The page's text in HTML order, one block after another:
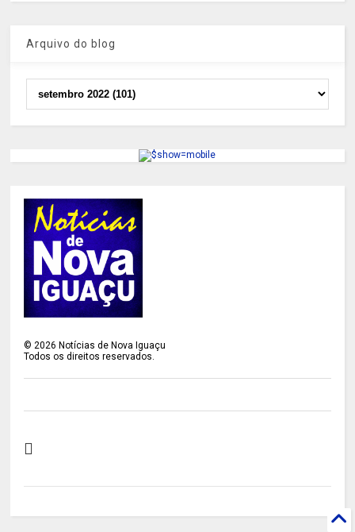
Arquivo do blog
©2026 Notícias de Nova Iguaçu
Todos os direitos reservados.